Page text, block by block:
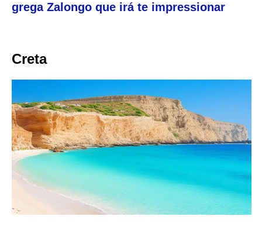
grega Zalongo que irá te impressionar
Creta